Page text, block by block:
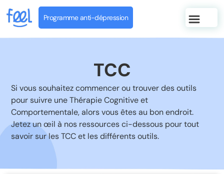
Programme anti-dépression
TCC
Si vous souhaitez commencer ou trouver des outils
pour suivre une Thérapie Cognitive et
Comportementale, alors vous êtes au bon endroit.
Jetez un œil à nos ressources ci-dessous pour tout
savoir sur les TCC et les différents outils.